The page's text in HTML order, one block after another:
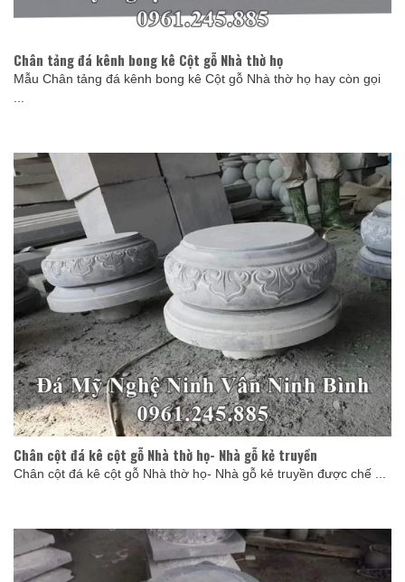
Chân tảng đá kênh bong kê Cột gỗ Nhà thờ họ
Mẫu Chân tảng đá kênh bong kê Cột gỗ Nhà thờ họ hay còn gọi
...
Chân cột đá kê cột gỗ Nhà thờ họ- Nhà gỗ kẻ truyền
Chân cột đá kê cột gỗ Nhà thờ họ- Nhà gỗ kẻ truyền được chế ...